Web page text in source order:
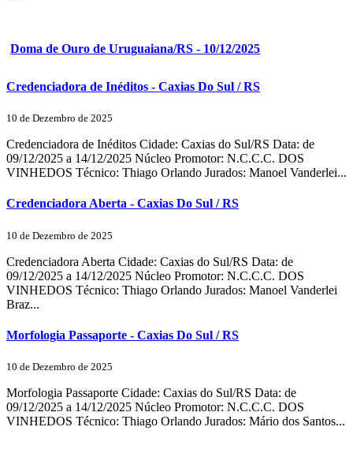
Doma de Ouro de Uruguaiana/RS - 10/12/2025
Credenciadora de Inéditos - Caxias Do Sul / RS
10 de Dezembro de 2025
Credenciadora de Inéditos Cidade: Caxias do Sul/RS Data: de
09/12/2025 a 14/12/2025 Núcleo Promotor: N.C.C.C. DOS
VINHEDOS Técnico: Thiago Orlando Jurados: Manoel Vanderlei...
Credenciadora Aberta - Caxias Do Sul / RS
10 de Dezembro de 2025
Credenciadora Aberta Cidade: Caxias do Sul/RS Data: de
09/12/2025 a 14/12/2025 Núcleo Promotor: N.C.C.C. DOS
VINHEDOS Técnico: Thiago Orlando Jurados: Manoel Vanderlei
Braz...
Morfologia Passaporte - Caxias Do Sul / RS
10 de Dezembro de 2025
Morfologia Passaporte Cidade: Caxias do Sul/RS Data: de
09/12/2025 a 14/12/2025 Núcleo Promotor: N.C.C.C. DOS
VINHEDOS Técnico: Thiago Orlando Jurados: Mário dos Santos...